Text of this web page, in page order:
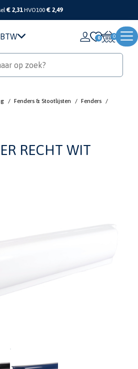
€ 2,31 HVO100 € 2,49
0
/ Fenders & Stootlijsten / Fenders /
RECHT WIT